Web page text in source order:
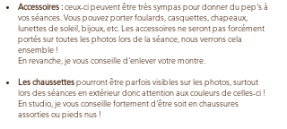
Accessoires :ceux-ci peuvent être très sympas pour donner du pep's à
vos séances. Vous pouvez porter foulards, casquettes, chapeaux,
lunettes de soleil, bijoux, etc. Les accessoires ne seront pas forcément
portés sur toutes les photos lors de la séance, nous verrons cela
ensemble !
En revanche, je vous conseille d'enlever votre montre.
Les chaussettespourront être parfois visibles sur les photos, surtout
lors des séances en extérieur donc attention aux couleurs de celles-ci !
En studio, je vous conseille fortement d'être soit en chaussures
assorties ou pieds nus !